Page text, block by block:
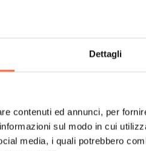
Dettagli
contenuti ed annunci, per
sul modo in cui
media, i quali potrebbero
al meglio la